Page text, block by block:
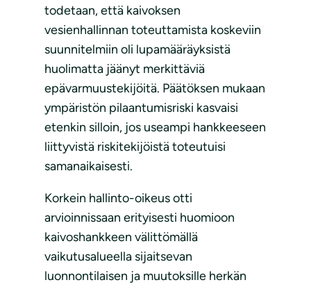
todetaan, että kaivoksen
vesienhallinnan toteuttamista koskeviin
suunnitelmiin oli lupamääräyksistä
huolimatta jäänyt merkittäviä
epävarmuustekijöitä. Päätöksen mukaan
ympäristön pilaantumisriski kasvaisi
etenkin silloin, jos useampi hankkeeseen
liittyvistä riskitekijöistä toteutuisi
samanaikaisesti.
Korkein hallinto-oikeus otti
arvioinnissaan erityisesti huomioon
kaivoshankkeen välittömällä
vaikutusalueella sijaitsevan
luonnontilaisen ja muutoksille herkän